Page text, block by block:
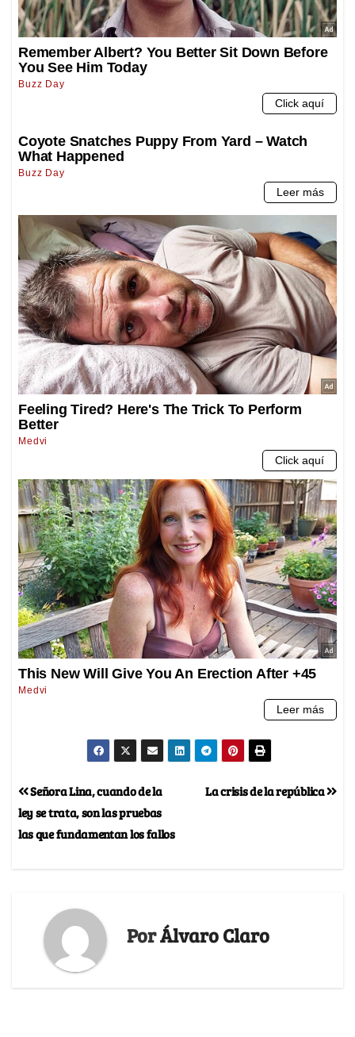
La crisis de la república
Señora Lina, cuando de la
ley se trata, son las pruebas
las que fundamentan los fallos
PorÁlvaro Claro